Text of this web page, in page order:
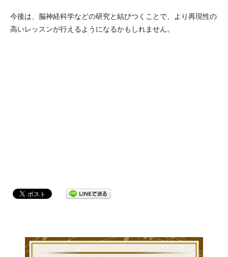
今後は、脳神経科学などの研究と結びつくことで、より再現性の
高いレッスンが行えるようになるかもしれません。